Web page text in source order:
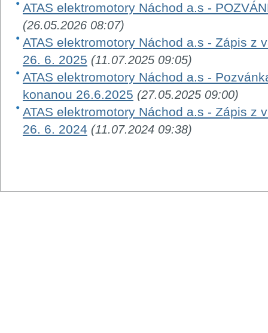
ATAS elektromotory Náchod a.s -
(26.05.2026 08:07)
ATAS elektromotory Náchod a.s - Zápis z
26. 6. 2025 (11.07.2025 09:05)
ATAS elektromotory Náchod a.s -
konanou 26.6.2025 (27.05.2025 09:00)
ATAS elektromotory Náchod a.s - Zápis z
26. 6. 2024 (11.07.2024 09:38)